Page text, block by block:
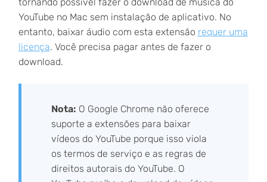
tornando possível fazer o download de música do
YouTube no Mac sem instalação de aplicativo. No
entanto, baixar áudio com esta extensão requer uma
licença. Você precisa pagar antes de fazer o
download.
Nota: O Google Chrome não oferece
suporte a extensões para baixar
vídeos do YouTube porque isso viola
os termos de serviço e as regras de
direitos autorais do YouTube. O